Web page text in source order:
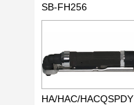
SB-FH256
HA/HAC/HACQSPDY